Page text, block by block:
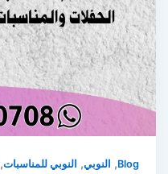
Blog
, النوبي, النوبي للمناسبات,